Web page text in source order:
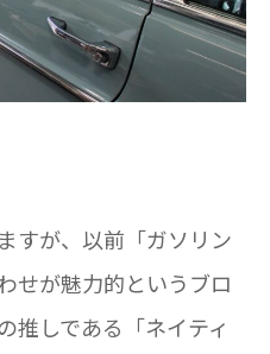
すが、以前「ガソリン
せが魅力的というブロ
推しである「ネイティ